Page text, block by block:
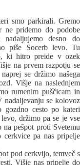
smo parkirali. Gremo
ne pridemo do podobe
desno do
piše Socerb levo. Tu
ki hitro preide v ozek
na prvem razpotju se
se držimo našega
Višje na naslednjem
rumenim puščicam in
nadaljevanju se kolovoz
gozdno cesto po kateri
držimo pa se je vse
na pešpot proti Svetemu
cerkvice pa nas pripelje
pod cerkvijo, temveč s
Višje nas pripelje do